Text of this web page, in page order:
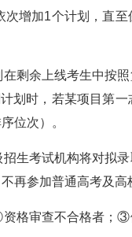
加1个计划，直至
在剩余上线考生中
时，若某项目第
位次）。
生考试机构将对拟
再参加普通高考及高
格审查不合格者；